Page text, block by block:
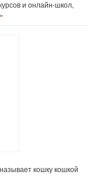
и онлайн-школ,
кошку кошкой